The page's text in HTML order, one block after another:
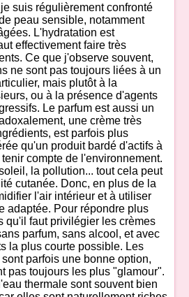
suis régulièrement confronté
peau sensible, notamment
L'hydratation est
effectivement faire très
Ce que j'observe souvent,
ne sont pas toujours liées à un
mais plutôt à la
ou à la présence d'agents
Le parfum est aussi un
une crème très
est parfois plus
qu'un produit bardé d'actifs à
compte de l'environnement.
la pollution... tout cela peut
cutanée. Donc, en plus de la
l'air intérieur et à utiliser
adaptée. Pour répondre plus
qu'il faut privilégier les crèmes
parfum, sans alcool, et avec
la plus courte possible. Les
parfois une bonne option,
pas toujours les plus "glamour".
thermale sont souvent bien